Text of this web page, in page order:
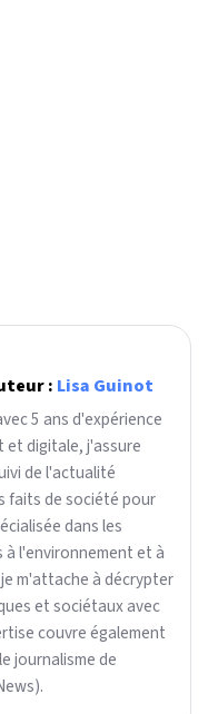
: Lisa Guinot
5 ans d'expérience
digitale, j'assure
de l'actualité
faits de société pour
dans les
à l'environnement et à
m'attache à décrypter
et sociétaux avec
couvre également
journalisme de